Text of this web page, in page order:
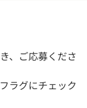
、ご応募くださ
ラグにチェック